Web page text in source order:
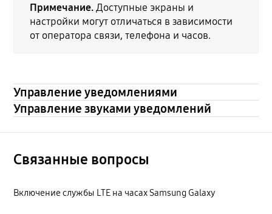
Примечание.Доступные экраны и
настройки могут отличаться в зависимости
от оператора связи, телефона и часов.
Управление уведомлениями
Управление звуками уведомлений
Связанные вопросы
Включение службы LTE на часах Samsung Galaxy